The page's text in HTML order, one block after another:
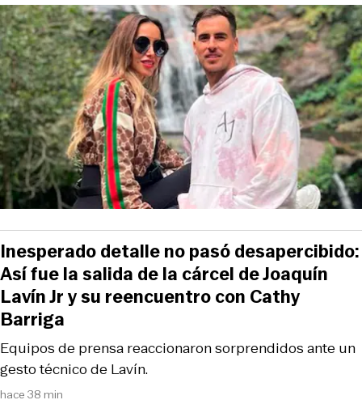
hace 38 min
Equipos de prensa reaccionaron sorprendidos ante un
gesto técnico de Lavín.
Inesperado detalle no pasó desapercibido:
Así fue la salida de la cárcel de Joaquín
Lavín Jr y su reencuentro con Cathy
Barriga